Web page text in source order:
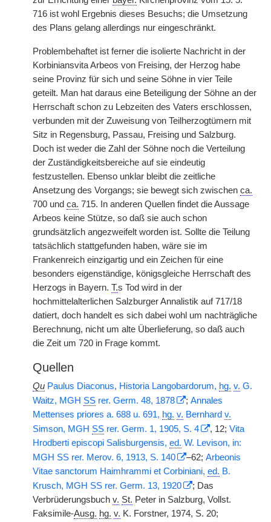
716 ist wohl Ergebnis dieses Besuchs; die Umsetzung
des Plans gelang allerdings nur eingeschränkt.
Problembehaftet ist ferner die isolierte Nachricht in der
Korbiniansvita Arbeos von Freising, der Herzog habe
seine Provinz für sich und seine Söhne in vier Teile
geteilt. Man hat daraus eine Beteiligung der Söhne an der
Herrschaft schon zu Lebzeiten des Vaters erschlossen,
verbunden mit der Zuweisung von Teilherzogtümern mit
Sitz in Regensburg, Passau, Freising und Salzburg.
Doch ist weder die Zahl der Söhne noch die Verteilung
der Zuständigkeitsbereiche auf sie eindeutig
festzustellen. Ebenso unklar bleibt die zeitliche
Ansetzung des Vorgangs; sie bewegt sich zwischen ca.
700 und ca. 715. In anderen Quellen findet die Aussage
Arbeos keine Stütze, so daß sie auch schon
grundsätzlich angezweifelt worden ist. Sollte die Teilung
tatsächlich stattgefunden haben, wäre sie im
Frankenreich einzigartig und ein Zeichen für eine
besonders eigenständige, königsgleiche Herrschaft des
Herzogs in Bayern. T.s Tod wird in der
hochmittelalterlichen Salzburger Annalistik auf 717/18
datiert, doch handelt es sich dabei wohl um nachträgliche
Berechnung, nicht um alte Überlieferung, so daß auch
die Zeit um 720 in Frage kommt.
Quellen
Qu Paulus Diaconus, Historia Langobardorum, hg. v. G.
Waitz, MGH SS rer. Germ. 48, 1878 ; Annales
Mettenses priores a. 688 u. 691, hg. v. Bernhard v.
Simson, MGH SS rer. Germ. 1, 1905, S. 4 , 12; Vita
Hrodberti episcopi Salisburgensis, ed. W. Levison, in:
MGH SS rer. Merov. 6, 1913, S. 140
–62; Arbeonis
Vitae sanctorum Haimhrammi et Corbiniani, ed. B.
Krusch, MGH SS rer. Germ. 13, 1920
; Das
Verbrüderungsbuch v. St. Peter in Salzburg, Vollst.
Faksimile-Ausg. hg. v. K. Forstner, 1974, S. 20;